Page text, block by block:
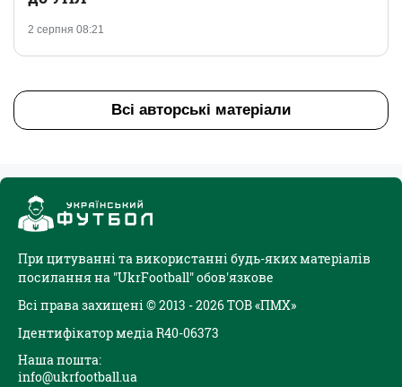
2 серпня 08:21
Всі авторські матеріали
При цитуванні та використанні будь-яких матеріалів
посилання на "UkrFootball" обов'язкове
Всі права захищені © 2013 - 2026 ТОВ «ПМХ»
Ідентифікатор медіа R40-06373
Наша пошта:
info@ukrfootball.ua